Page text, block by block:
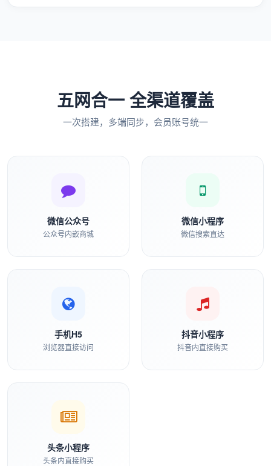
五网合一 全渠道覆盖
一次搭建，多端同步，会员账号统一
微信公众号
公众号内嵌商城
微信小程序
微信搜索直达
手机H5
浏览器直接访问
抖音小程序
抖音内直接购买
头条小程序
头条内直接购买